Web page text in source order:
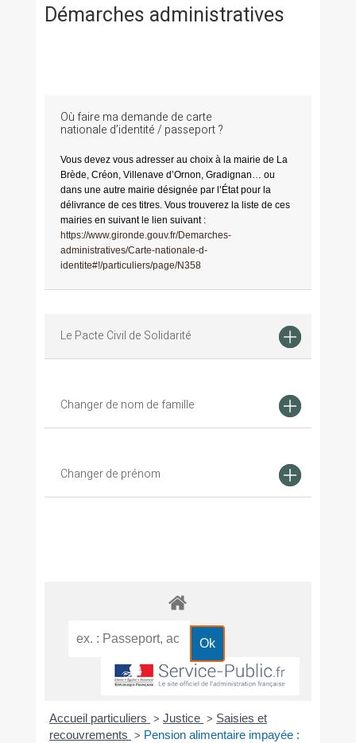
Démarches administratives
Où faire ma demande de carte
nationale d’identité / passeport ?
Vous devez vous adresser au choix à la mairie de La
Brède, Créon, Villenave d’Ornon, Gradignan… ou
dans une autre mairie désignée par l’État pour la
délivrance de ces titres. Vous trouverez la liste de ces
mairies en suivant le lien suivant :
https://www.gironde.gouv.fr/Demarches-
administratives/Carte-nationale-d-
identite#!/particuliers/page/N358
Le Pacte Civil de Solidarité
Changer de nom de famille
Changer de prénom
Accueil particuliers > Justice > Saisies et
recouvrements > Pension alimentaire impayée :